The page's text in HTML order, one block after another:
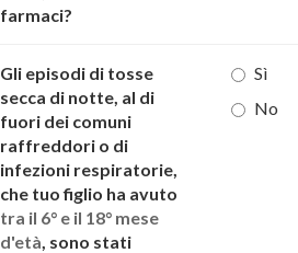
farmaci?
Gli episodi di tosse
secca di notte, al di
fuori dei comuni
raffreddori o di
infezioni respiratorie,
che tuo figlio ha avuto
tra il 6° e il 18° mese
d'età , sono stati
Sì
No